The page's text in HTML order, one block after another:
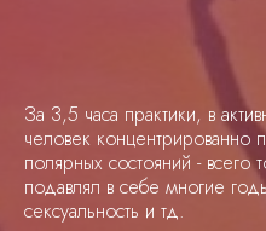
За 3,5 часа практики, в
человек концентрированно
полярных состояний - всего
подавлял в себе многие
сексуальность и тд.